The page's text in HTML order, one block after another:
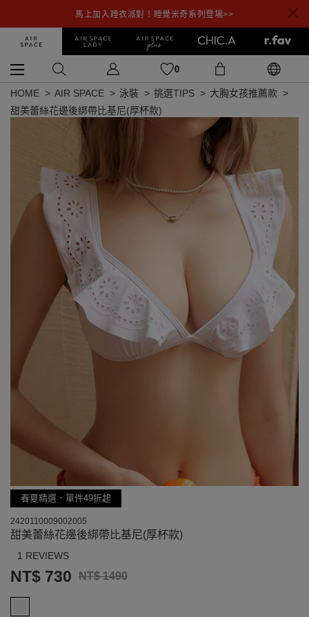
馬上加入睡衣派對！睡覺米奇系列登場>>
0
HOME AIR SPACE 泳裝 挑選TIPS
大胸女孩推薦款
甜美蕾絲花邊後綁帶比基尼(厚杯款)
春夏精選．單件49折起
2420110009002005
甜美蕾絲花邊後綁帶比基尼(厚杯款)
1 REVIEWS
NT$ 730 NT$ 1490